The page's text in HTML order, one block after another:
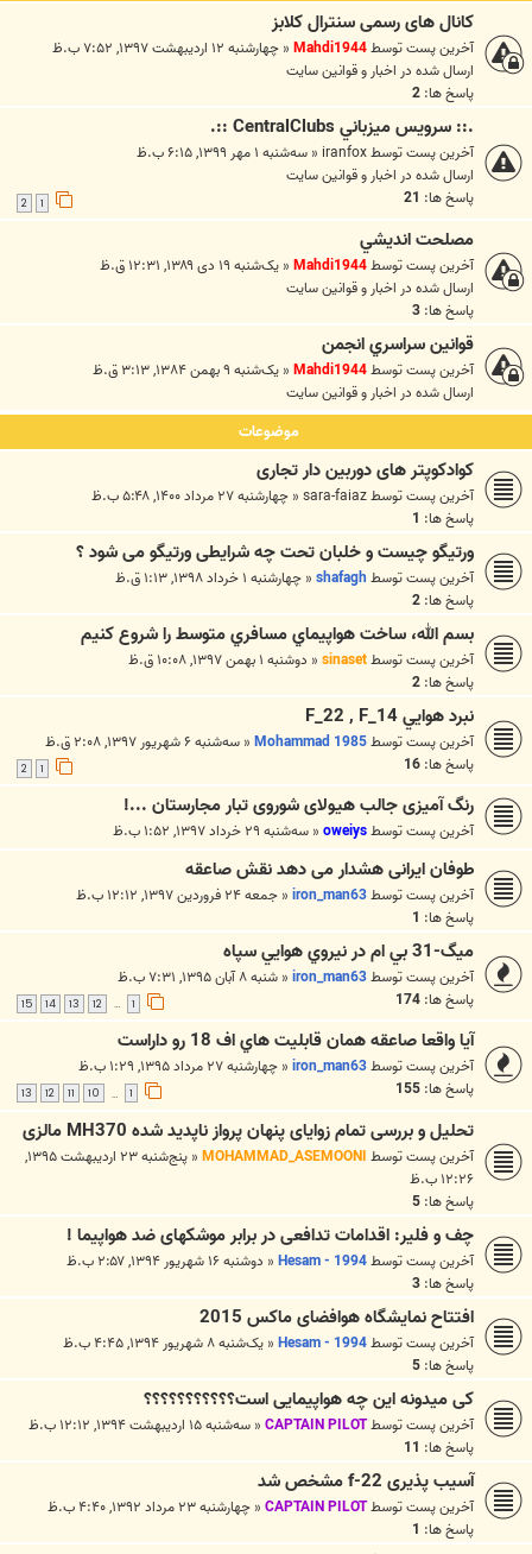
کانال های رسمی سنترال کلابز
آخرین پست توسطMahdi1944
« چهارشنبه ۱۲ اردیبهشت ۱۳۹۷, ۷:۵۲ ب.ظ
ارسال شده در اخبار و قوانين سايت
پاسخ ها: 2
.:: سرويس ميزباني CentralClubs ::.
آخرین پست توسطiranfox
« سه‌شنبه ۱ مهر ۱۳۹۹, ۶:۱۵ ب.ظ
ارسال شده در اخبار و قوانين سايت
پاسخ ها: 21
مصلحت انديشي
آخرین پست توسطMahdi1944
« یک‌شنبه ۱۹ دی ۱۳۸۹, ۱۲:۳۱ ق.ظ
ارسال شده در اخبار و قوانين سايت
پاسخ ها: 3
قوانين سراسري انجمن
آخرین پست توسطMahdi1944
« یک‌شنبه ۹ بهمن ۱۳۸۴, ۳:۱۳ ق.ظ
ارسال شده در اخبار و قوانين سايت
موضوعات
کوادکوپتر های دوربین دار تجاری
آخرین پست توسطsara-faiaz
« چهارشنبه ۲۷ مرداد ۱۴۰۰, ۵:۴۸ ب.ظ
پاسخ ها: 1
ورتیگو چیست و خلبان تحت چه شرایطی ورتیگو می شود ؟
آخرین پست توسطshafagh
« چهارشنبه ۱ خرداد ۱۳۹۸, ۱:۱۳ ق.ظ
پاسخ ها: 2
بسم الله، ساخت هواپيماي مسافري متوسط را شروع كنيم
آخرین پست توسطsinaset
« دوشنبه ۱ بهمن ۱۳۹۷, ۱۰:۰۸ ق.ظ
پاسخ ها: 2
نبرد هوايي F_22 , F_14
آخرین پست توسطMohammad 1985
« سه‌شنبه ۶ شهریور ۱۳۹۷, ۲:۰۸ ق.ظ
پاسخ ها: 16
رنگ آمیزی جالب هیولای شوروی تبار مجارستان ...!
آخرین پست توسطoweiys
« سه‌شنبه ۲۹ خرداد ۱۳۹۷, ۱:۵۲ ب.ظ
طوفان ایرانی هشدار می دهد نقش صاعقه
آخرین پست توسطiron_man63
« جمعه ۲۴ فروردین ۱۳۹۷, ۱۲:۱۲ ب.ظ
پاسخ ها: 1
ميگ-31 بي ام در نيروي هوايي سپاه
آخرین پست توسطiron_man63
« شنبه ۸ آبان ۱۳۹۵, ۷:۳۱ ب.ظ
پاسخ ها: 174
…
12
13
14
15
آيا واقعا صاعقه همان قابليت هاي اف 18 رو داراست
آخرین پست توسطiron_man63
« چهارشنبه ۲۷ مرداد ۱۳۹۵, ۱:۲۹ ب.ظ
پاسخ ها: 155
…
10
11
12
13
تحلیل و بررسی تمام زوایای پنهان پرواز ناپدید شده MH370 مالزی
آخرین پست توسطMOHAMMAD_ASEMOONI
«
پنج‌شنبه ۲۳ اردیبهشت ۱۳۹۵,
۱۲:۲۶ ب.ظ
پاسخ ها: 5
چف و فلیر: اقدامات تدافعی در برابر موشکهای ضد هواپیما !
آخرین پست توسطHesam - 1994
« دوشنبه ۱۶ شهریور ۱۳۹۴, ۲:۵۷ ب.ظ
پاسخ ها: 3
افتتاح نمایشگاه هوافضای ماکس 2015
آخرین پست توسطHesam - 1994
« یک‌شنبه ۸ شهریور ۱۳۹۴, ۴:۴۵ ب.ظ
پاسخ ها: 5
کی میدونه این چه هواپیمایی است؟؟؟؟؟؟؟؟؟؟؟
آخرین پست توسطCAPTAIN PILOT
« سه‌شنبه ۱۵ اردیبهشت ۱۳۹۴, ۱۲:۱۲ ب.ظ
پاسخ ها: 11
آسیب پذیری f-22 مشخص شد
آخرین پست توسطCAPTAIN PILOT
« چهارشنبه ۲۳ مرداد ۱۳۹۲, ۴:۴۰ ب.ظ
پاسخ ها: 1